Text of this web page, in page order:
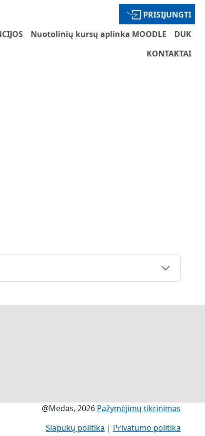
PRISIJUNGTI
Nuotolinių kursų aplinka MOODLE
DUK
KONTAKTAI
@Medas, 2026 Pažymėjimų tikrinimas
Slapukų politika | Privatumo politika